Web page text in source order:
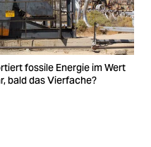
fossile Energie im Wert
bald das Vierfache?